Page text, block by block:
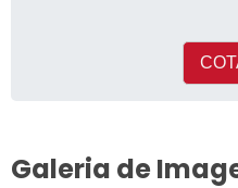
Galeria de